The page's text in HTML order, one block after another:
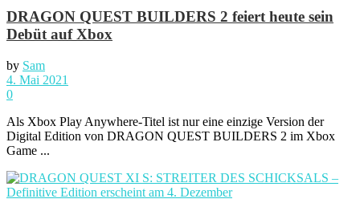
DRAGON QUEST BUILDERS 2 feiert heute sein
Debüt auf Xbox
by Sam
4. Mai 2021
0
Als Xbox Play Anywhere-Titel ist nur eine einzige Version der
Digital Edition von DRAGON QUEST BUILDERS 2 im Xbox
Game ...